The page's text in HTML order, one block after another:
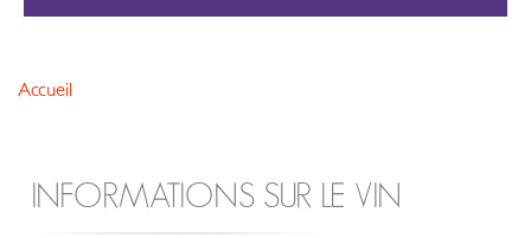
Accueil
INFORMATIONS SUR LE VIN